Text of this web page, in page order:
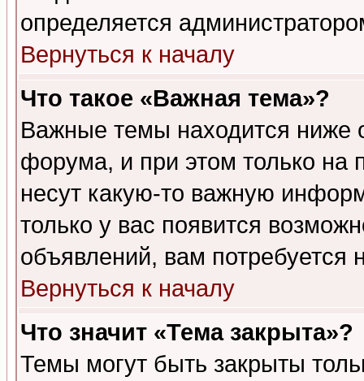
определяется
Вернуться к началу
Что такое «Важная тема»?
Важные темы находится ниже
форума, и при этом только на
несут какую-то важную
только у вас появится
объявлений, вам потребуется
Вернуться к началу
Что значит «Тема закрыта»?
Темы могут быть закрыты